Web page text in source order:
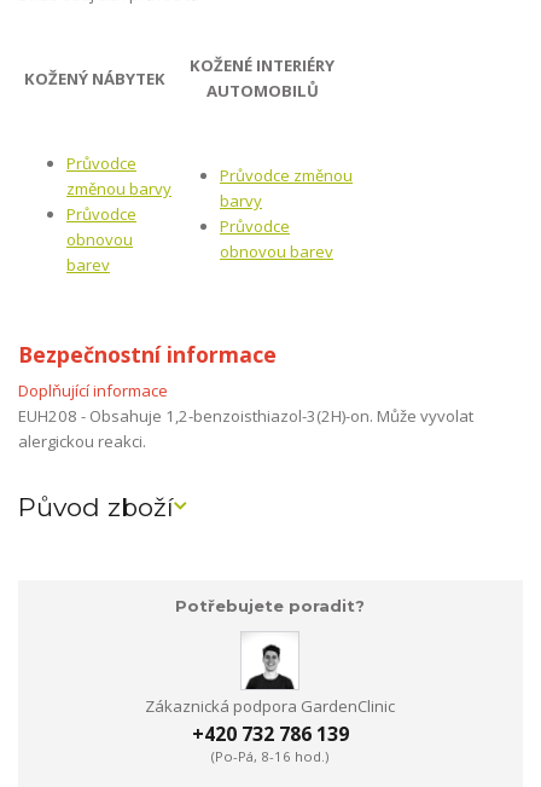
KOŽENÝ NÁBYTEK
KOŽENÉ INTERIÉRY
AUTOMOBILŮ
Průvodce
změnou barvy
Průvodce
obnovou
barev
Průvodce změnou
barvy
Průvodce
obnovou barev
Bezpečnostní informace
Doplňující informace
EUH208 - Obsahuje 1,2-benzoisthiazol-3(2H)-on. Může vyvolat
alergickou reakci.
Původ zboží
Potřebujete poradit?
Zákaznická podpora GardenClinic
+420 732 786 139
(Po-Pá, 8-16 hod.)